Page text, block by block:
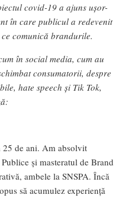
covid-19 a ajuns ușor-
în care publicul a redevenit
comunică brandurile.
în social media, cum au
consumatorii, despre
hate speech și Tik Tok,
25 de ani. Am absolvit
și masteratul de Brand
ambele la SNSPA. Încă
să acumulez experiență